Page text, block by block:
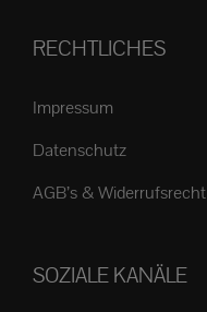
RECHTLICHES
Impressum
Datenschutz
AGB’s & Widerrufsrecht
SOZIALE KANÄLE